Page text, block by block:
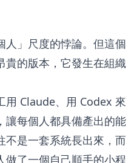
人」尺度的悖論。但這個
貴的版本，它發生在組織
用 Claude、用 Codex 來
讓每個人都具備產出的能
不是一套系統長出來，而
做了一個自己順手的小程